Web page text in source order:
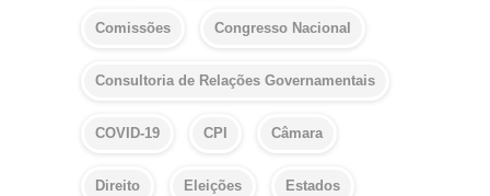
Comissões Congresso Nacional
Consultoria de Relações Governamentais
COVID-19 CPI Câmara
Direito Eleições Estados